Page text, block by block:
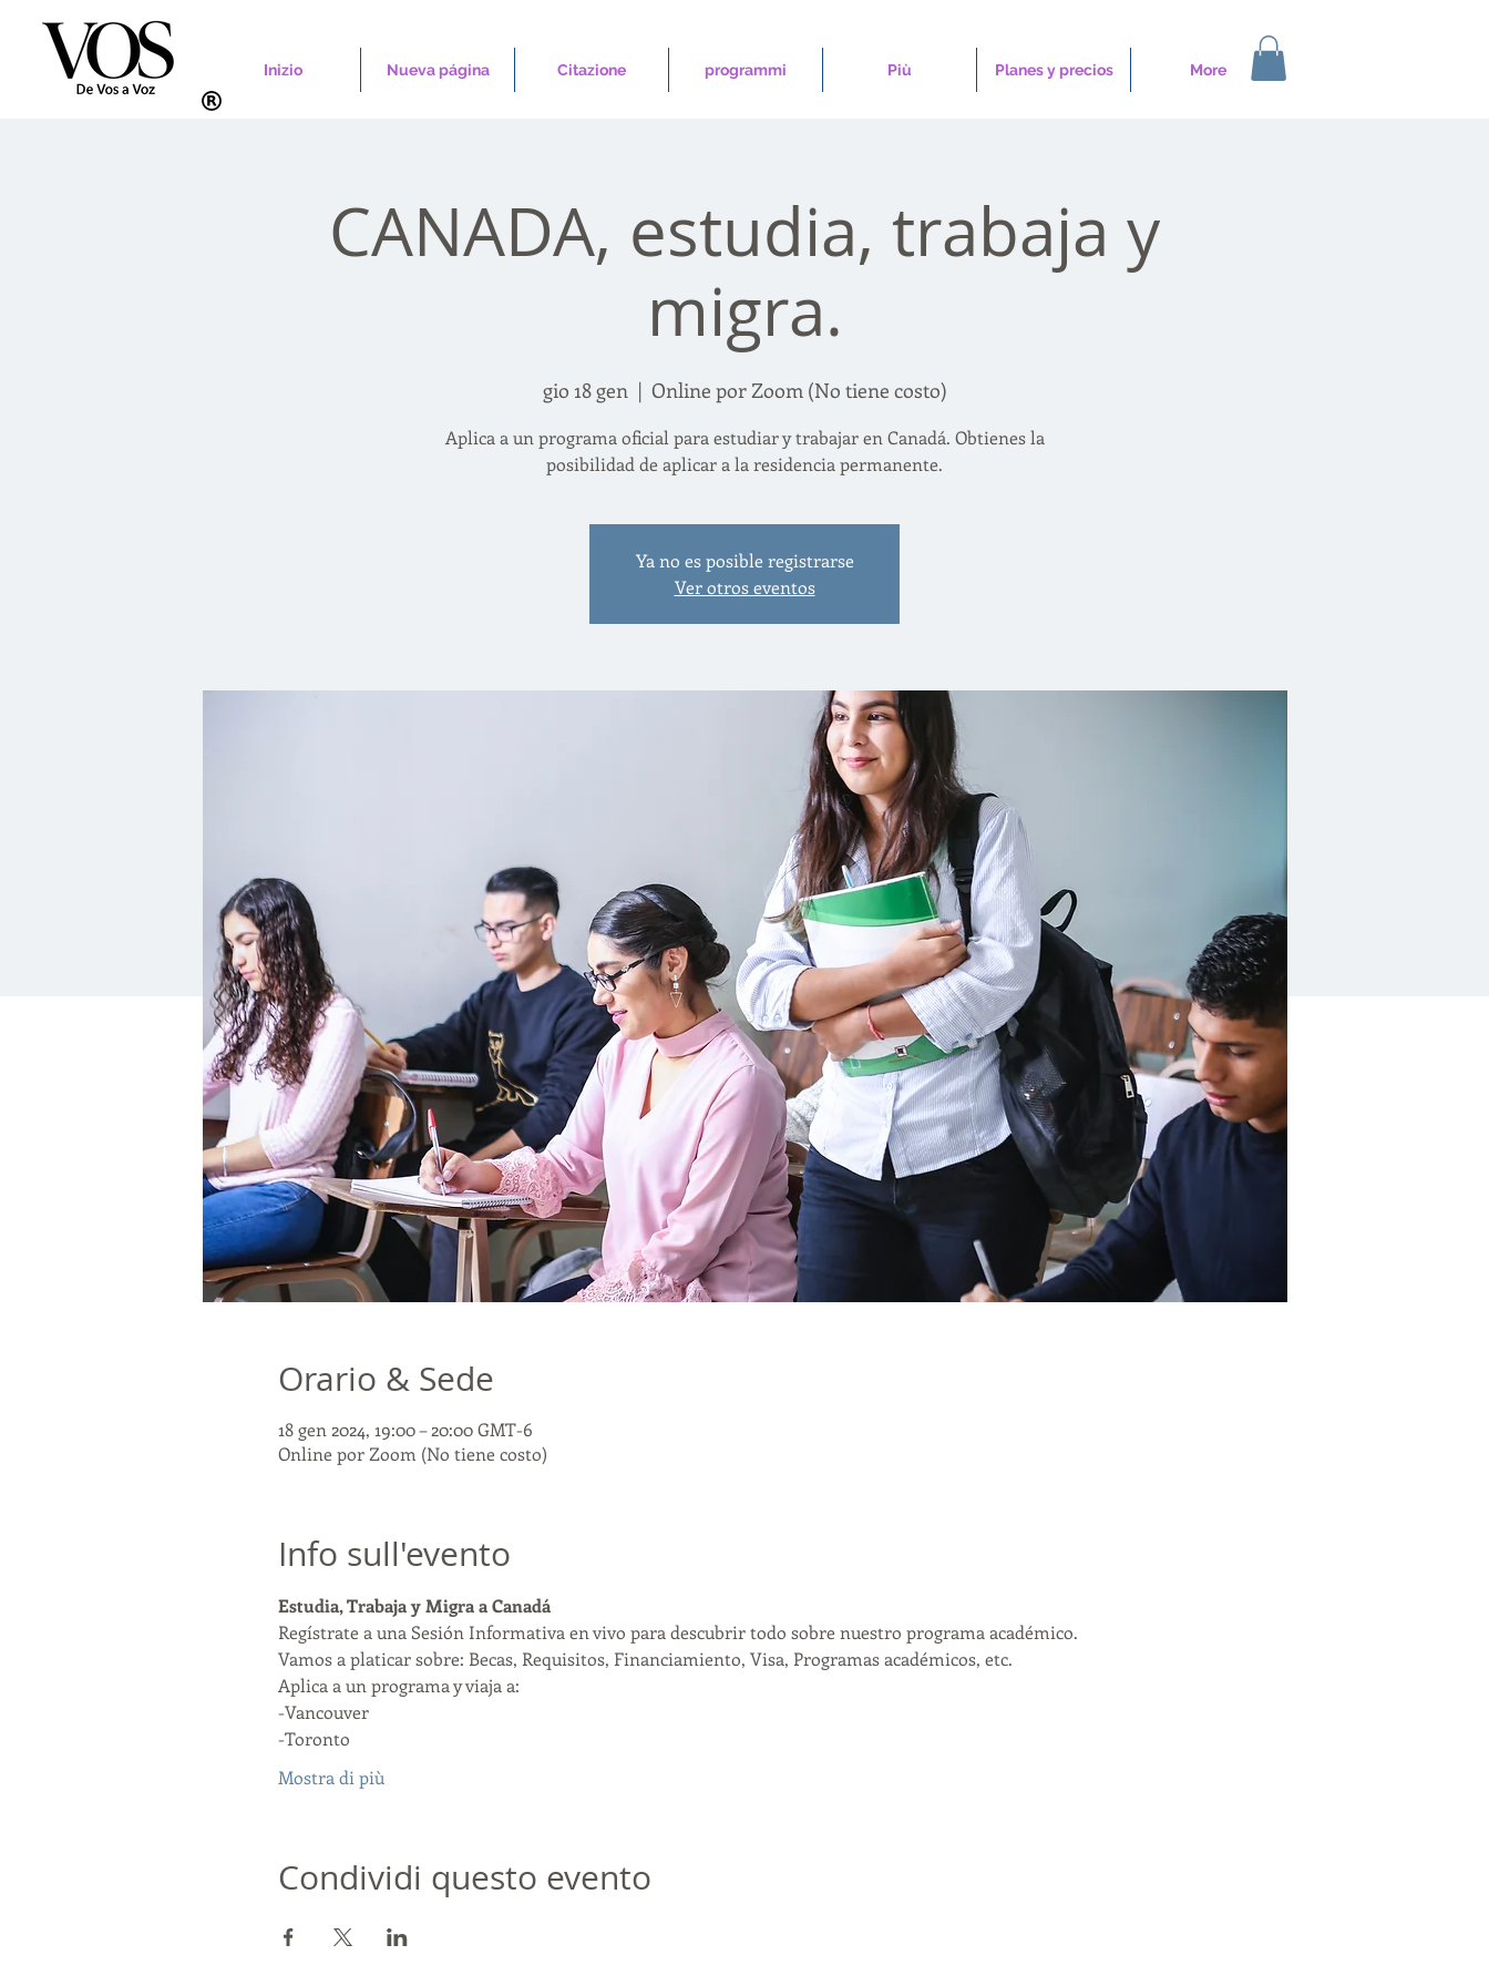
Inizio Nueva página Citazione programmi Più Planes y precios More
CANADA, estudia, trabaja y
migra.
gio 18 gen
  |
Online por Zoom (No tiene costo)
Aplica a un programa oficial para estudiar y trabajar en Canadá. Obtienes la
posibilidad de aplicar a la residencia permanente.
Ya no es posible registrarse
Ver otros eventos
Orario & Sede
18 gen 2024, 19:00 – 20:00 GMT-6
Online por Zoom (No tiene costo)
Info sull'evento
Estudia, Trabaja y Migra a Canadá
Regístrate a una Sesión Informativa en vivo para descubrir todo sobre nuestro programa académico.
Vamos a platicar sobre: Becas, Requisitos, Financiamiento, Visa, Programas académicos, etc.
Aplica a un programa y viaja a:
-Vancouver
-Toronto
Mostra di più
Condividi questo evento